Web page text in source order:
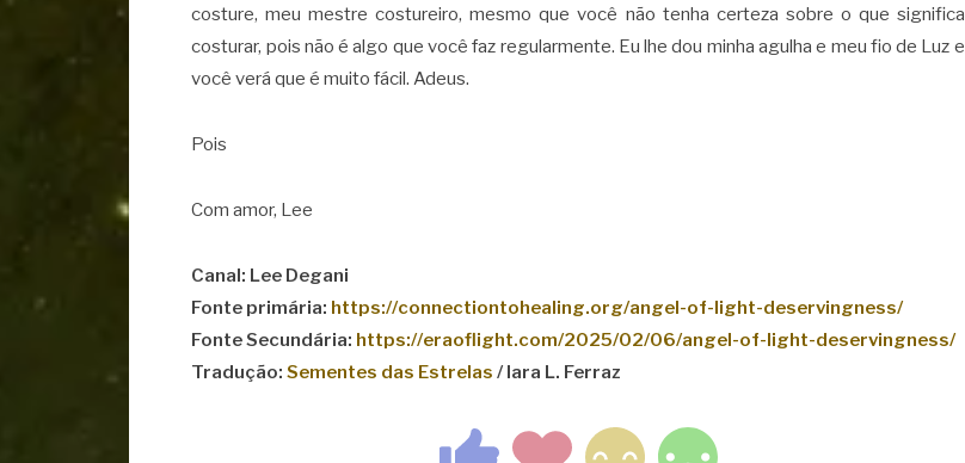
costure, meu mestre costureiro, mesmo que você não tenha certeza sobre o que significa
costurar, pois não é algo que você faz regularmente. Eu lhe dou minha agulha e meu fio de Luz e
você verá que é muito fácil. Adeus.
Pois
Com amor, Lee
Canal: Lee Degani
Fonte primária: https://connectiontohealing.org/angel-of-light-deservingness/
Fonte Secundária: https://eraoflight.com/2025/02/06/angel-of-light-deservingness/
Tradução:Sementes das Estrelas / Iara L. Ferraz